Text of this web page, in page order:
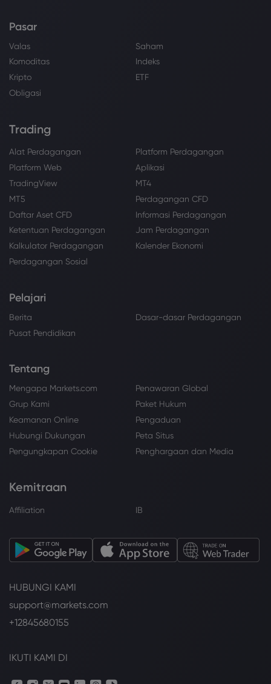
Pasar
Valas
Saham
Komoditas
Indeks
Kripto
ETF
Obligasi
Trading
Alat Perdagangan
Platform Perdagangan
Platform Web
Aplikasi
TradingView
MT4
MT5
Perdagangan CFD
Daftar Aset CFD
Informasi Perdagangan
Ketentuan Perdagangan
Jam Perdagangan
Kalkulator Perdagangan
Kalender Ekonomi
Perdagangan Sosial
Pelajari
Berita
Dasar-dasar Perdagangan
Pusat Pendidikan
Tentang
Mengapa Markets.com
Penawaran Global
Grup Kami
Paket Hukum
Keamanan Online
Pengaduan
Hubungi Dukungan
Peta Situs
Pengungkapan Cookie
Penghargaan dan Media
Kemitraan
Affiliation IB
HUBUNGI KAMI
support@markets.com
+12845680155
IKUTI KAMI DI